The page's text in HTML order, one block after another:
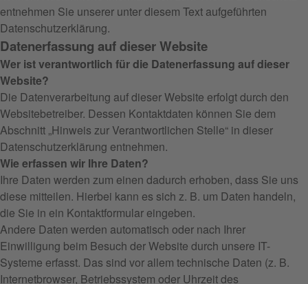
entnehmen Sie unserer unter diesem Text aufgeführten
Datenschutzerklärung.
Datenerfassung auf dieser Website
Wer ist verantwortlich für die Datenerfassung auf dieser
Website?
Die Datenverarbeitung auf dieser Website erfolgt durch den
Websitebetreiber. Dessen Kontaktdaten können Sie dem
Abschnitt „Hinweis zur Verantwortlichen Stelle“ in dieser
Datenschutzerklärung entnehmen.
Wie erfassen wir Ihre Daten?
Ihre Daten werden zum einen dadurch erhoben, dass Sie uns
diese mitteilen. Hierbei kann es sich z. B. um Daten handeln,
die Sie in ein Kontaktformular eingeben.
Andere Daten werden automatisch oder nach Ihrer
Einwilligung beim Besuch der Website durch unsere IT-
Systeme erfasst. Das sind vor allem technische Daten (z. B.
Internetbrowser, Betriebssystem oder Uhrzeit des